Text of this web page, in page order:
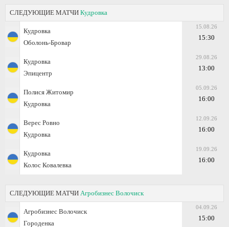
СЛЕДУЮЩИЕ МАТЧИ Кудровка
Кудровка
Оболонь-Бровар
15.08.26
15:30
Кудровка
Эпицентр
29.08.26
13:00
Полися Житомир
Кудровка
05.09.26
16:00
Верес Ровно
Кудровка
12.09.26
16:00
Кудровка
Колос Ковалевка
19.09.26
16:00
СЛЕДУЮЩИЕ МАТЧИ Агробизнес Волочиск
Агробизнес Волочиск
Городенка
04.09.26
15:00